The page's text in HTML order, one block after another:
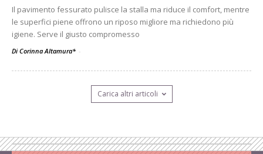
Il pavimento fessurato pulisce la stalla ma riduce il comfort, mentre
le superfici piene offrono un riposo migliore ma richiedono più
igiene. Serve il giusto compromesso
Di Corinna Altamura* -
Carica altri articoli